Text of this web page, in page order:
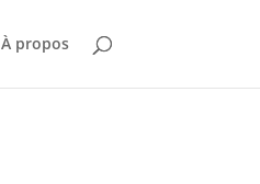
À propos